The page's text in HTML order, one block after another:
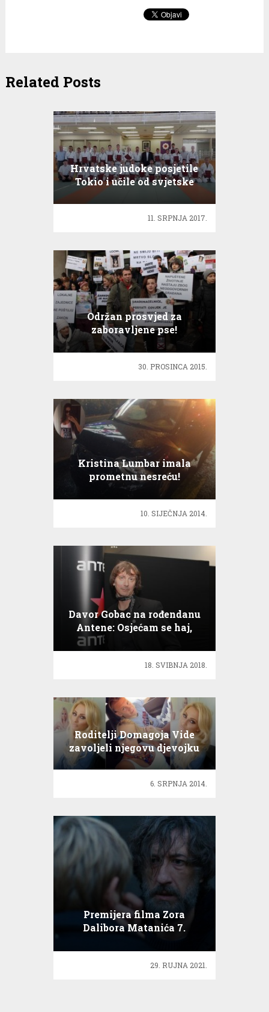
Related Posts
Hrvatske judoke posjetile
Tokio i učile od svjetske
11. SRPNJA 2017.
Održan prosvjed za
zaboravljene pse!
30. PROSINCA 2015.
Kristina Lumbar imala
prometnu nesreću!
10. SIJEČNJA 2014.
Davor Gobac na rođendanu
Antene: Osjećam se haj,
mozak baj, baj!
18. SVIBNJA 2018.
Roditelji Domagoja Vide
zavoljeli njegovu djevojku
Ivanu!
6. SRPNJA 2014.
Premijera filma Zora
Dalibora Matanića 7.
listopada
29. RUJNA 2021.